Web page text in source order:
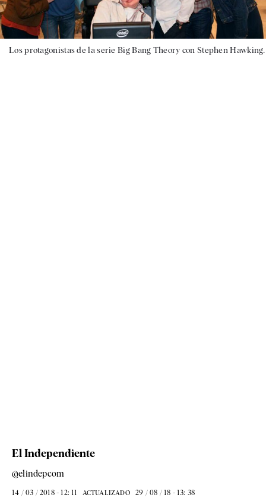
Los protagonistas de la serie Big Bang Theory con Stephen Hawking.
El Independiente
@elindepcom
14 / 03 / 2018 - 12: 11 ACTUALIZADO 29 / 08 / 18 - 13: 38